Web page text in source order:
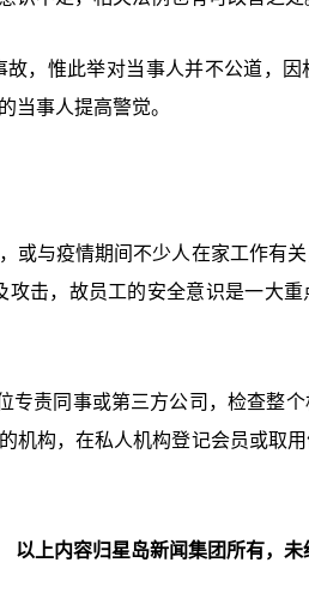
，惟此举对当事人并不公道，
当事人提高警觉。
或与疫情期间不少人在家工作有
击，故员工的安全意识是一大
专责同事或第三方公司，检查整
机构，在私人机构登记会员或取
以上内容归星岛新闻集团所有，未